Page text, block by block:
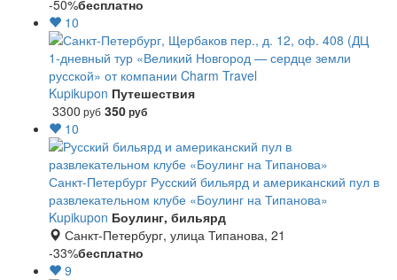
-50%бесплатно
10
1-дневный тур «Великий Новгород — сердце земли
русской» от компании Charm Travel
Kupikupon Путешествия
3300 руб 350руб
10
Санкт-Петербург Русский бильярд и американский пул в
развлекательном клубе «Боулинг на Типанова»
Kupikupon Боулинг, бильярд
Санкт-Петербург, улица Типанова, 21
-33%бесплатно
9